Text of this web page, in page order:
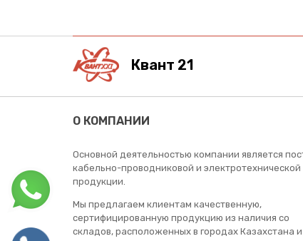
Квант 21
О КОМПАНИИ
Основной деятельностью компании является
кабельно-проводниковой и электротехнической
продукции.
Мы предлагаем клиентам качественную,
сертифицированную продукцию из наличия со
складов, расположенных в городах Казахстана и